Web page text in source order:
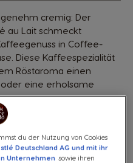
cremig: Der
au Lait schmeckt
in Coffee-
Diese Kaffeespezialität
Röstaroma einen
eine erholsame
du der Nutzung von Cookies
Deutschland AG und mit ihr
Unternehmen sowie ihren